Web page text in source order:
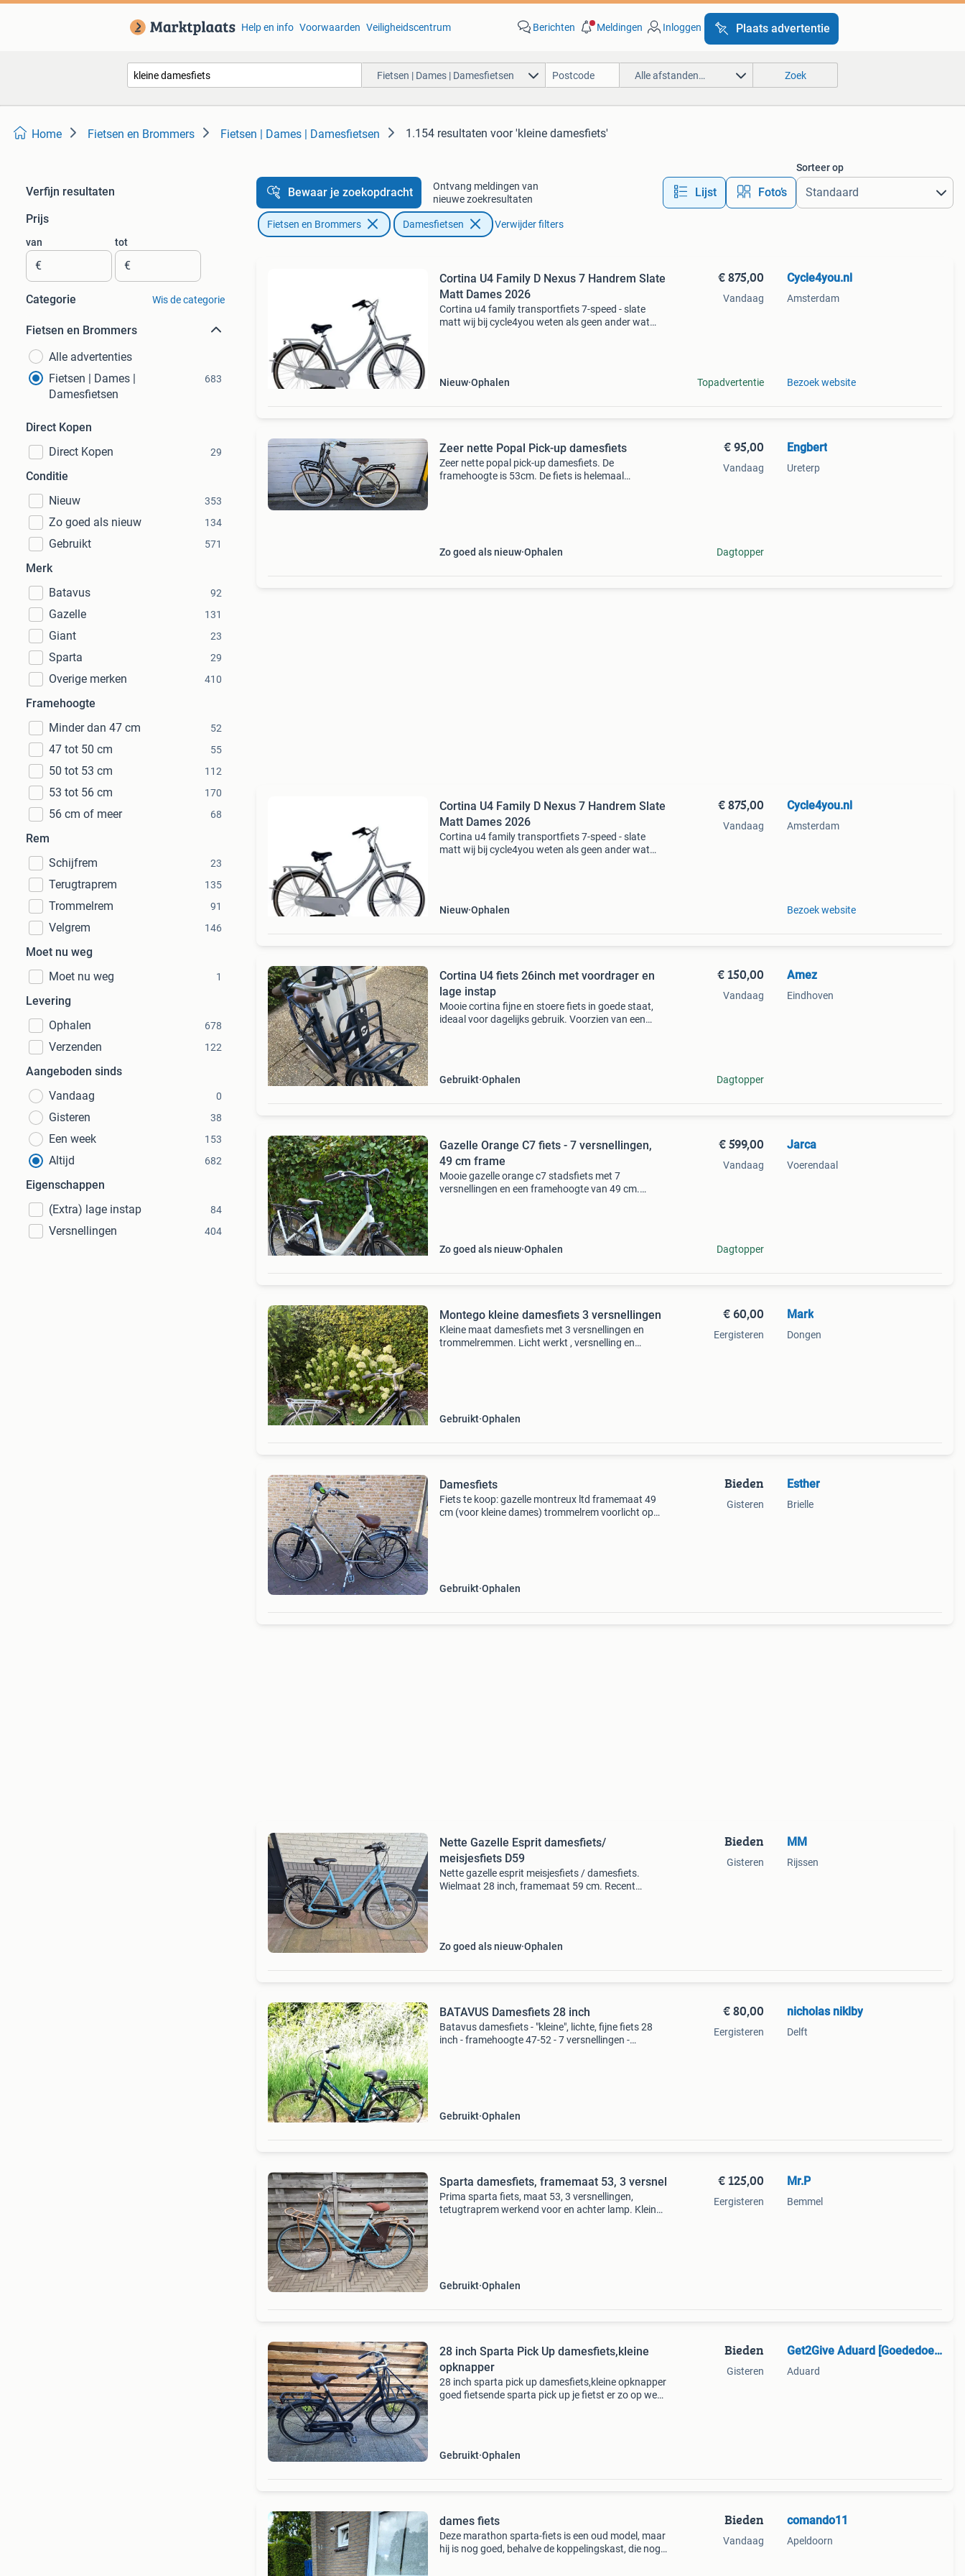
Help en info Voorwaarden Veiligheidscentrum Berichten Meldingen Inloggen Plaats advertentie
Fietsen | Dames | Damesfietsen Alle afstanden… Zoek
Home Fietsen en Brommers Fietsen | Dames | Damesfietsen 1.154 resultaten voor 'kleine damesfiets'
Verfijn resultaten
Prijs
van
€
tot
€
Categorie Wis de categorie
Fietsen en Brommers
Alle advertenties
Fietsen | Dames |
Damesfietsen
683
Direct Kopen
Direct Kopen
29
Conditie
Nieuw
353
Zo goed als nieuw 134
Gebruikt 571
Merk
Batavus
92
Gazelle 131
Giant 23
Sparta 29
Overige merken 410
Framehoogte
Minder dan 47 cm
52
47 tot 50 cm 55
50 tot 53 cm 112
53 tot 56 cm 170
56 cm of meer 68
Rem
Schijfrem
23
Terugtraprem 135
Trommelrem 91
Velgrem 146
Moet nu weg
Moet nu weg
1
Levering
Ophalen
678
Verzenden 122
Aangeboden sinds
Vandaag
0
Gisteren 38
Een week 153
Altijd 682
Eigenschappen
(Extra) lage instap
84
Versnellingen 404
Bewaar je zoekopdracht
Ontvang meldingen van
nieuwe zoekresultaten
Lijst Foto’s
Sorteer op
Fietsen en Brommers Damesfietsen Verwijder filters
Cortina U4 Family D Nexus 7 Handrem Slate
Matt Dames 2026
Cortina u4 family transportfiets 7-speed - slate
matt wij bij cycle4you weten als geen ander wat
Nieuw Ophalen
€ 875,00
Vandaag
Topadvertentie
Cycle4you.nl
Amsterdam
Bezoek website
Zeer nette Popal Pick-up damesfiets
Zeer nette popal pick-up damesfiets. De
framehoogte is 53cm. De fiets is helemaal
Zo goed als nieuw Ophalen
€ 95,00
Vandaag
Dagtopper
Engbert
Ureterp
Cortina U4 Family D Nexus 7 Handrem Slate
Matt Dames 2026
Cortina u4 family transportfiets 7-speed - slate
matt wij bij cycle4you weten als geen ander wat
Nieuw Ophalen
€ 875,00
Vandaag
Cycle4you.nl
Amsterdam
Bezoek website
Cortina U4 fiets 26inch met voordrager en
lage instap
Mooie cortina fijne en stoere fiets in goede staat,
ideaal voor dagelijks gebruik. Voorzien van een
Gebruikt Ophalen
€ 150,00
Vandaag
Dagtopper
Amez
Eindhoven
Gazelle Orange C7 fiets - 7 versnellingen,
49 cm frame
Mooie gazelle orange c7 stadsfiets met 7
versnellingen en een framehoogte van 49 cm.
Zo goed als nieuw Ophalen
€ 599,00
Vandaag
Dagtopper
Jarca
Voerendaal
Montego kleine damesfiets 3 versnellingen
Kleine maat damesfiets met 3 versnellingen en
trommelremmen. Licht werkt , versnelling en
Gebruikt Ophalen
€ 60,00
Eergisteren
Mark
Dongen
Damesfiets
Fiets te koop: gazelle montreux ltd framemaat 49
cm (voor kleine dames) trommelrem voorlicht op
Gebruikt Ophalen
Bieden
Gisteren
Esther
Brielle
Nette Gazelle Esprit damesfiets/
meisjesfiets D59
Nette gazelle esprit meisjesfiets / damesfiets.
Wielmaat 28 inch, framemaat 59 cm. Recent
Zo goed als nieuw Ophalen
Bieden
Gisteren
MM
Rijssen
BATAVUS Damesfiets 28 inch
Batavus damesfiets - "kleine", lichte, fijne fiets 28
inch - framehoogte 47-52 - 7 versnellingen -
Gebruikt Ophalen
€ 80,00
Eergisteren
nicholas niklby
Delft
Sparta damesfiets, framemaat 53, 3 versnel
Prima sparta fiets, maat 53, 3 versnellingen,
tetugtraprem werkend voor en achter lamp. Kleine
Gebruikt Ophalen
€ 125,00
Eergisteren
Mr.P
Bemmel
28 inch Sparta Pick Up damesfiets,kleine
opknapper
28 inch sparta pick up damesfiets,kleine opknapper
goed fietsende sparta pick up je fietst er zo op weg,
Gebruikt Ophalen
Bieden
Gisteren
Get2Give Aduard [Goededoelen]
Aduard
dames fiets
Deze marathon sparta-fiets is een oud model, maar
hij is nog goed, behalve de koppelingskast, die nog
Bieden
Vandaag
comando11
Apeldoorn